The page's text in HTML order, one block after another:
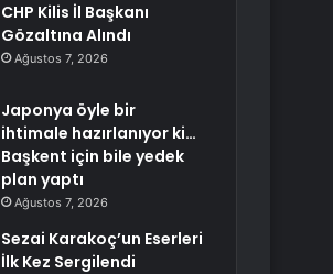
CHP Kilis İl Başkanı
Gözaltına Alındı
Ağustos 7, 2026
Japonya öyle bir
ihtimale hazırlanıyor ki…
Başkent için bile yedek
plan yaptı
Ağustos 7, 2026
Sezai Karakoç’un Eserleri
İlk Kez Sergilendi